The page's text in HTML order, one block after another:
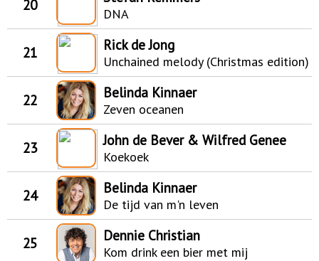
20
DNA
21 Rick de Jong
Unchained melody (Christmas edition)
22 Belinda Kinnaer
Zeven oceanen
23 John de Bever & Wilfred Genee
Koekoek
24 Belinda Kinnaer
De tijd van m'n leven
25 Dennie Christian
Kom drink een bier met mij